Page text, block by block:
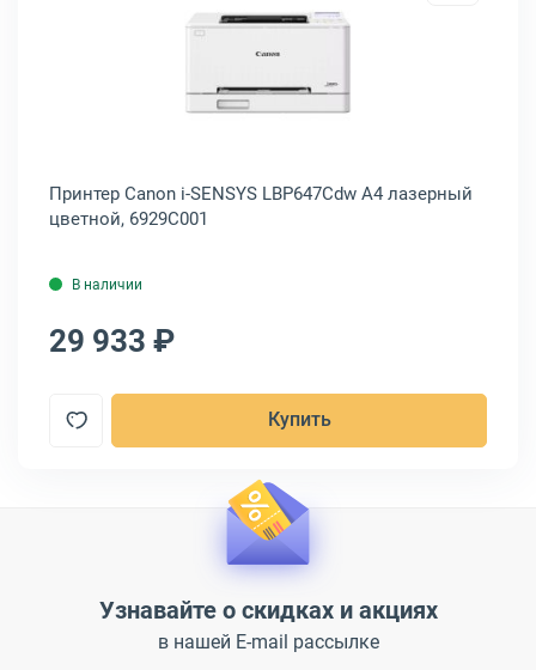
Принтер Canon i-SENSYS LBP647Cdw A4 лазерный
цветной, 6929C001
В наличии
29 933 ₽
Купить
Узнавайте о скидках и акциях
в нашей E-mail рассылке